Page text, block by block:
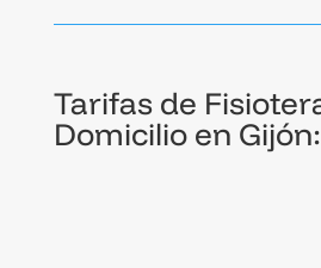
Tarifas de
Domicilio en Gijón: